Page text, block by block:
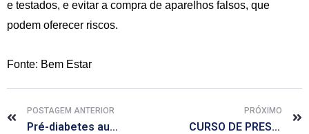
e testados, e evitar a compra de aparelhos falsos, que
podem oferecer riscos.
Fonte: Bem Estar
POSTAGEM ANTERIOR
Pré-diabetes aumenta risco de ter diferentes tipos de câncer, diz estudo
PRÓXIMO
CURSO DE PRESCRIÇÃO FARMACÊUTICA